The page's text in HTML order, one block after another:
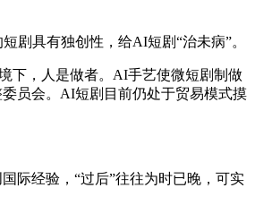
具有独创性，给AI短剧“治未病”。
下，人是做者。AI手艺使微短剧制做
员会。AI短剧目前仍处于贸易模式摸
际经验，“过后”往往为时已晚，可实